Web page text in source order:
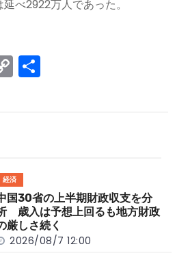
べ2922万人であった。
C
o
n
k
経済
国30省の上半期財政収支を分
歳入は予想上回るも地方財政
厳しさ続く
2026/08/7 12:00